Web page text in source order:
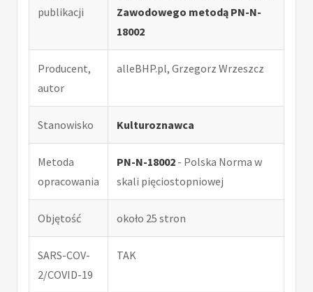
publikacji
Zawodowego metodą PN-N-
18002
Producent,
autor
alleBHP.pl, Grzegorz Wrzeszcz
Stanowisko Kulturoznawca
Metoda
opracowania
PN-N-18002 - Polska Norma w
skali pięciostopniowej
Objętość około 25 stron
SARS-COV-
2/COVID-19
TAK